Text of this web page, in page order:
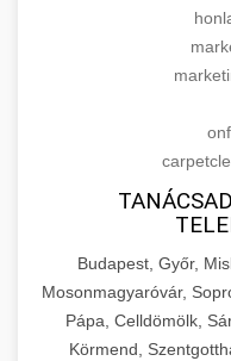
Budapest, Győr,
Mosonmagyaróvár,
Pápa, Celldömölk,
Körmend,